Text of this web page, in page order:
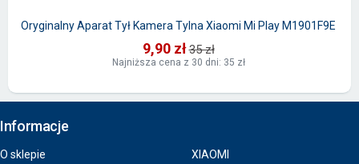
Oryginalny Aparat Tył Kamera Tylna Xiaomi Mi Play M1901F9E
9,90 zł35 zł
Najniższa cena z 30 dni: 35 zł
Informacje
O sklepie
XIAOMI